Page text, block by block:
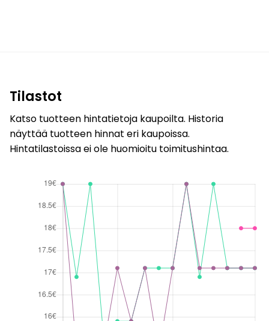
Tilastot
Katso tuotteen hintatietoja kaupoilta. Historia
näyttää tuotteen hinnat eri kaupoissa.
Hintatilastoissa ei ole huomioitu toimitushintaa.